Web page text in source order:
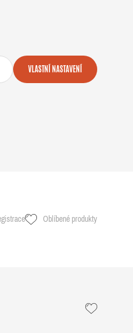
VLASTNÍ NASTAVENÍ
Oblíbené produkty